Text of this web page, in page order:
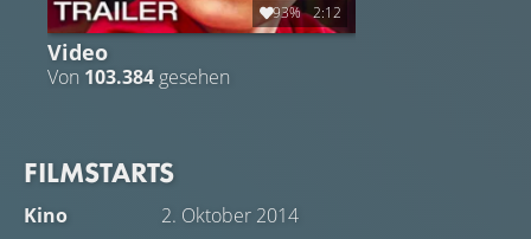
93% 2:12
Video
Von 103.384 gesehen
FILMSTARTS
Kino 2. Oktober 2014